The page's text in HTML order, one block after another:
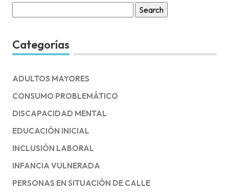
for:
Categorías
ADULTOS MAYORES
CONSUMO PROBLEMÁTICO
DISCAPACIDAD MENTAL
EDUCACIÓN INICIAL
INCLUSIÓN LABORAL
INFANCIA VULNERADA
PERSONAS EN SITUACIÓN DE CALLE